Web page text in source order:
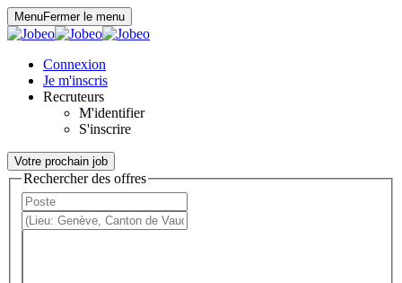
MenuFermer le menu
Connexion
Je m'inscris
Recruteurs
M'identifier
S'inscrire
Votre prochain job
Rechercher des offres
Panneau de gestion des cookies